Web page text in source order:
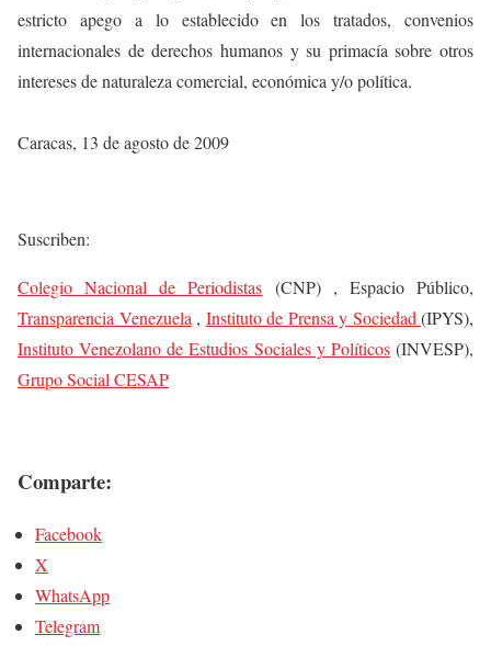
estricto apego a lo establecido en los tratados, convenios
internacionales de derechos humanos y su primacía sobre otros
intereses de naturaleza comercial, económica y/o política.
Caracas, 13 de agosto de 2009
Suscriben:
Colegio Nacional de Periodistas (CNP) , Espacio Público,
Transparencia Venezuela , Instituto de Prensa y Sociedad (IPYS),
Instituto Venezolano de Estudios Sociales y Políticos(INVESP),
Grupo Social CESAP
Comparte:
Facebook
X
WhatsApp
Telegram